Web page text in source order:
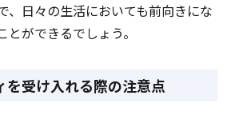
、日々の生活においても前向きにな
とができるでしょう。
を受け入れる際の注意点